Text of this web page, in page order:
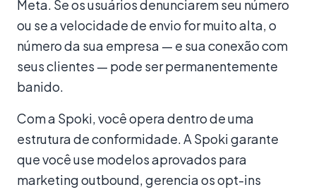
Meta. Se os usuários denunciarem seu número
ou se a velocidade de envio for muito alta, o
número da sua empresa — e sua conexão com
seus clientes — pode ser permanentemente
banido.
Com a Spoki, você opera dentro de uma
estrutura de conformidade. A Spoki garante
que você use modelos aprovados para
marketing outbound, gerencia os opt-ins